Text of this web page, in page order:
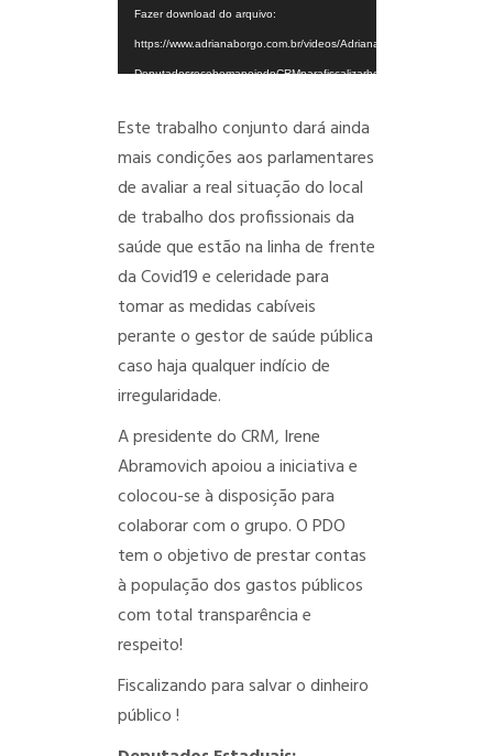
Fazer download do arquivo:
https://www.adrianaborgo.com.br/videos/AdrianaBorgo-
DeputadosrecebemapoiodoCRMparafiscalizarhospitais.mp4?
Este trabalho conjunto dará ainda
mais condições aos parlamentares
de avaliar a real situação do local
de trabalho dos profissionais da
saúde que estão na linha de frente
da Covid19 e celeridade para
tomar as medidas cabíveis
perante o gestor de saúde pública
caso haja qualquer indício de
irregularidade.
A presidente do CRM, Irene
Abramovich apoiou a iniciativa e
colocou-se à disposição para
colaborar com o grupo.O PDO
tem o objetivo de prestar contas
à população dos gastos públicos
com total transparência e
respeito!
Fiscalizando para salvar o dinheiro
público !